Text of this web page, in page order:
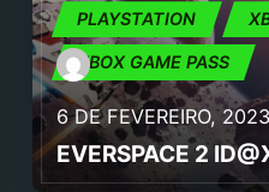
PLAYSTATION
XBOX GAME PASS
6 DE FEVEREIRO, 2023
EVERSPACE 2